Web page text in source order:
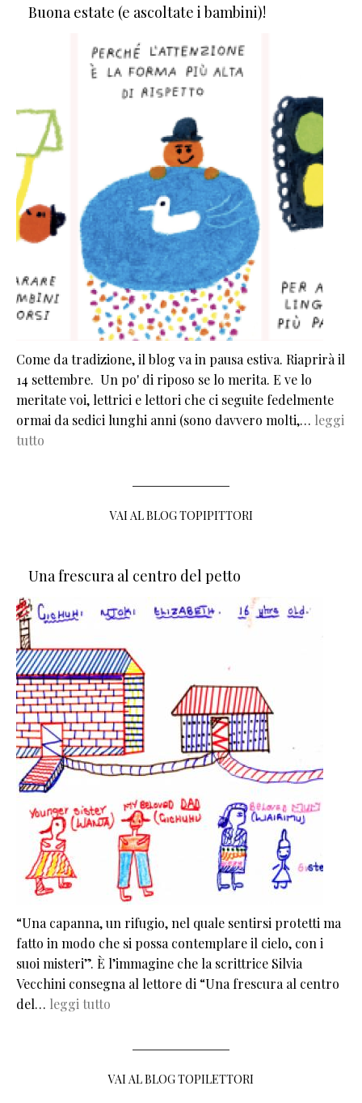
Buona estate (e ascoltate i bambini)!
Come da tradizione, il blog va in pausa estiva. Riaprirà il
14 settembre. Un po' di riposo se lo merita. E ve lo
meritate voi, lettrici e lettori che ci seguite fedelmente
ormai da sedici lunghi anni (sono davvero molti,… leggi
tutto
VAI AL BLOG TOPIPITTORI
Una frescura al centro del petto
“Una capanna, un rifugio, nel quale sentirsi protetti ma
fatto in modo che si possa contemplare il cielo, con i
suoi misteri”. È l’immagine che la scrittrice Silvia
Vecchini consegna al lettore di “Una frescura al centro
del… leggi tutto
VAI AL BLOG TOPILETTORI